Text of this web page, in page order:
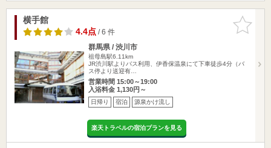
お気に入
りに追加
横手館
4.4点/ 6 件
群馬県 / 渋川市
祖母島駅6.11km
JR渋川駅よりバス利用、伊香保温泉にて下車徒歩4分（バ
ス停より送迎有…
営業時間 15:00～19:00
入浴料金 1,130円～
日帰り 宿泊 源泉かけ流し
楽天トラベルの宿泊プランを見る